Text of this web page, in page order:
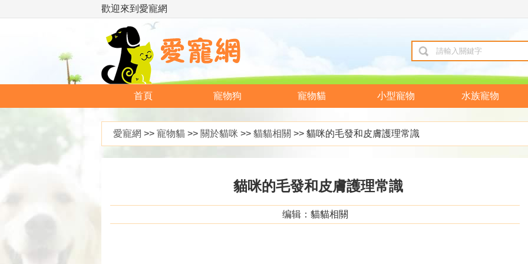
歡迎來到愛寵網
首頁 寵物狗 寵物貓 小型寵物 水族寵物
愛寵網 >> 寵物貓 >> 關於貓咪 >> 貓貓相關 >> 貓咪的毛發和皮膚護理常識
貓咪的毛發和皮膚護理常識
编辑：貓貓相關